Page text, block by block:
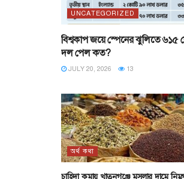
UNCATEGORIZED
বিশ্বকাপ জয়ে স্পেনের ঝুলিতে ৬১৫
দল পেল কত?
JULY 20, 2026 13
অর্থ কথা
চাহিদা কমায় খাতুনগঞ্জে মসলার দামে